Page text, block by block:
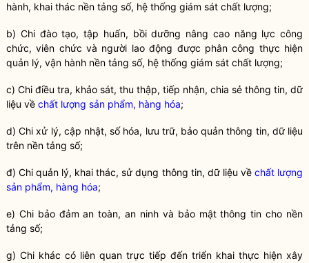
hành, khai thác nền tảng số, hệ thống giám sát chất lượng;
b) Chi đào tạo, tập huấn, bồi dưỡng nâng cao năng lực công
chức, viên chức và người lao động được phân công thực hiện
quản lý, vận hành nền tảng số, hệ thống giám sát chất lượng;
c) Chi điều tra, khảo sát, thu thập, tiếp nhận, chia sẻ thông tin, dữ
liệu về chất lượng sản phẩm, hàng hóa;
d) Chi xử lý, cập nhật, số hóa, lưu trữ, bảo quản thông tin, dữ liệu
trên nền tảng số;
đ) Chi quản lý, khai thác, sử dụng thông tin, dữ liệu về chất lượng
sản phẩm, hàng hóa;
e) Chi bảo đảm an toàn, an ninh và bảo mật thông tin cho nền
tảng số;
g) Chi khác có liên quan trực tiếp đến triển khai thực hiện xây